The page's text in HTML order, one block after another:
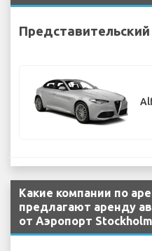
Представительский
Какие компании по
предлагают аренду
от Аэропорт